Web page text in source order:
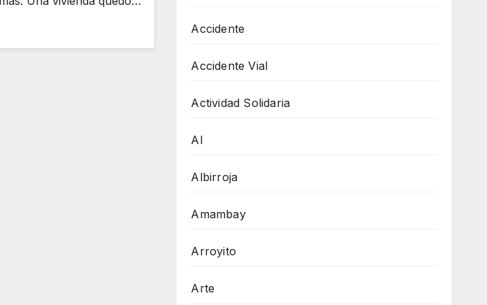
Accidente
Accidente Vial
Actividad Solidaria
AI
Albirroja
Amambay
Arroyito
Arte